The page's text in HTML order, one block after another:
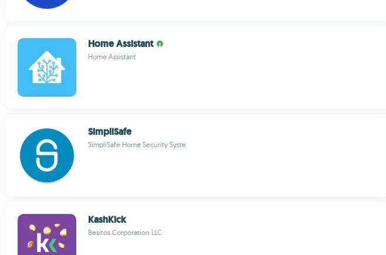
Home Assistant
Home Assistant
SimpliSafe
SimpliSafe Home Security Syste
KashKick
Besitos Corporation LLC